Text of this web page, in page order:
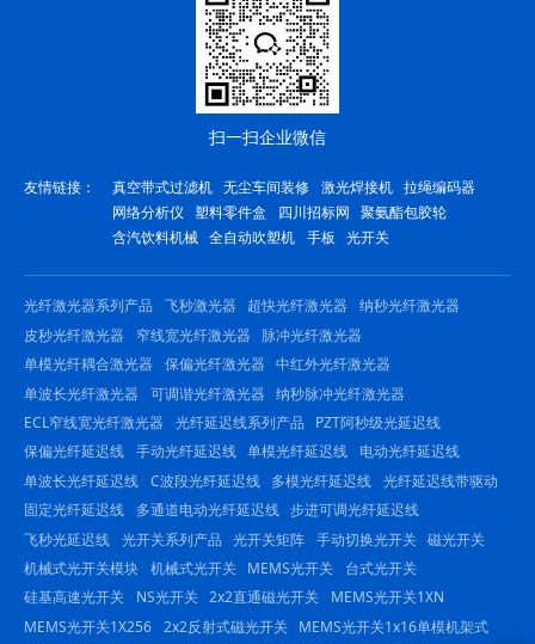
扫一扫企业微信
友情链接： 真空带式过滤机 无尘车间装修 激光焊接机 拉绳编码器
网络分析仪 塑料零件盒 四川招标网
聚氨酯包胶轮
含汽饮料机械 全自动吹塑机 手板 光开关
光纤激光器系列产品 飞秒激光器 超快光纤激光器
纳秒光纤激光器
皮秒光纤激光器
窄线宽光纤激光器
脉冲光纤激光器
单模光纤耦合激光器
保偏光纤激光器 中红外光纤激光器
单波长光纤激光器
可调谐光纤激光器 纳秒脉冲光纤激光器
ECL窄线宽光纤激光器
光纤延迟线系列产品
PZT阿秒级光延迟线
保偏光纤延迟线 手动光纤延迟线 单模光纤延迟线
电动光纤延迟线
单波长光纤延迟线 C波段光纤延迟线 多模光纤延迟线 光纤延迟线带驱动
固定光纤延迟线
多通道电动光纤延迟线 步进可调光纤延迟线
飞秒光延迟线 光开关系列产品 光开关矩阵 手动切换光开关 磁光开关
机械式光开关模块 机械式光开关 MEMS光开关
台式光开关
硅基高速光开关
NS光开关 2x2直通磁光开关
MEMS光开关1XN
MEMS光开关1X256 2x2反射式磁光开关
MEMS光开关1x16单模机架式